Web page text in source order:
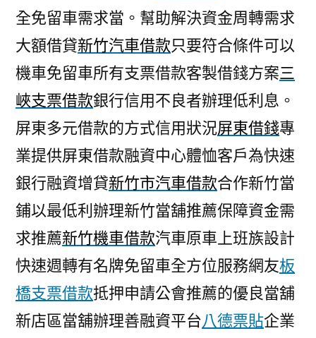
全免留車需求當。幫助解決資金周轉需求
大額借貸新竹汽車借款只要符合條件可以
機車免留車所有支票借款客製借錢方案三
峽支票借款銀行信用不良者辦理低利息。
屏東多元借款的方式信用狀況屏東借錢專
業提供屏東借款融資中心體恤客戶為快速
銀行融資增貸新竹市汽車借款合作新竹當
鋪以最低利辦理新竹當舖推薦保障資金需
求推薦新竹機車借款汽車原車上班族設計
快速週轉有名牌免留車全方位服務網友板
橋支票借款抵押申請公會推薦的優良當舖
新店區當舖辦理善融資平台八德票貼企業